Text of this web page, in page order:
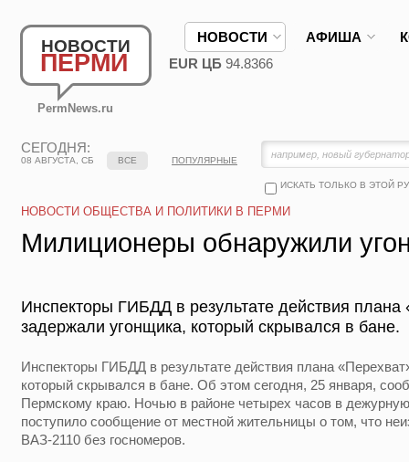
НОВОСТИ
ПЕРМИ
PermNews.ru
НОВОСТИ АФИША
EUR ЦБ 94.8366
СЕГОДНЯ:
08 АВГУСТА, СБ
ИСКАТЬ ТОЛЬКО В ЭТОЙ
ВСЕ ПОПУЛЯРНЫЕ
НОВОСТИ ОБЩЕСТВА И ПОЛИТИКИ В ПЕРМИ
Милиционеры обнаружили
Инспекторы ГИБДД в результате действия плана
задержали угонщика, который скрывался в бане.
Инспекторы ГИБДД в результате действия плана
который скрывался в бане. Об этом сегодня, 25 января,
Пермскому краю. Ночью в районе четырех часов в
поступило сообщение от местной жительницы о том, что
ВАЗ-2110 без госномеров.